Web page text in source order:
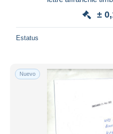
±
Estatus
Nuevo